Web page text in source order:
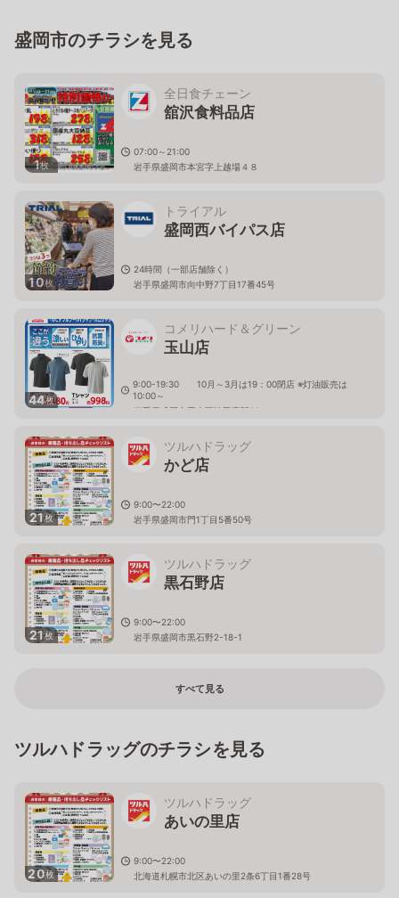
盛岡市のチラシを見る
1枚
全日食チェーン
舘沢食料品店
07:00～21:00
岩手県盛岡市本宮字上越場４８
10枚
トライアル
盛岡西バイパス店
24時間（一部店舗除く）
岩手県盛岡市向中野7丁目17番45号
44枚
コメリハード＆グリーン
玉山店
9:00-19:30 10月～3月は19：00閉店 ※灯油販売は
10:00～
岩手県盛岡市玉山区渋民字駅92
21枚
ツルハドラッグ
かど店
9:00〜22:00
岩手県盛岡市門1丁目5番50号
21枚
ツルハドラッグ
黒石野店
9:00〜22:00
岩手県盛岡市黒石野2-18-1
すべて見る
ツルハドラッグのチラシを見る
20枚
ツルハドラッグ
あいの里店
9:00〜22:00
北海道札幌市北区あいの里2条6丁目1番28号